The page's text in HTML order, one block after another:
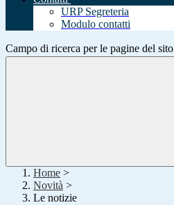
URP Segreteria
Modulo contatti
Campo di ricerca per le pagine del sito
Home >
Novità >
Le notizie